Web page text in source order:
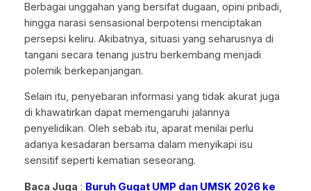
Berbagai unggahan yang bersifat dugaan, opini pribadi,
hingga narasi sensasional berpotensi menciptakan
persepsi keliru. Akibatnya, situasi yang seharusnya di
tangani secara tenang justru berkembang menjadi
polemik berkepanjangan.
Selain itu, penyebaran informasi yang tidak akurat juga
di khawatirkan dapat memengaruhi jalannya
penyelidikan. Oleh sebab itu, aparat menilai perlu
adanya kesadaran bersama dalam menyikapi isu
sensitif seperti kematian seseorang.
Baca Juga : Buruh Gugat UMP dan UMSK 2026 ke